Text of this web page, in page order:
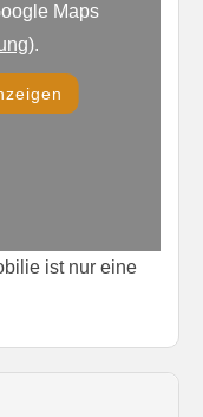
Maps
).
ist nur eine